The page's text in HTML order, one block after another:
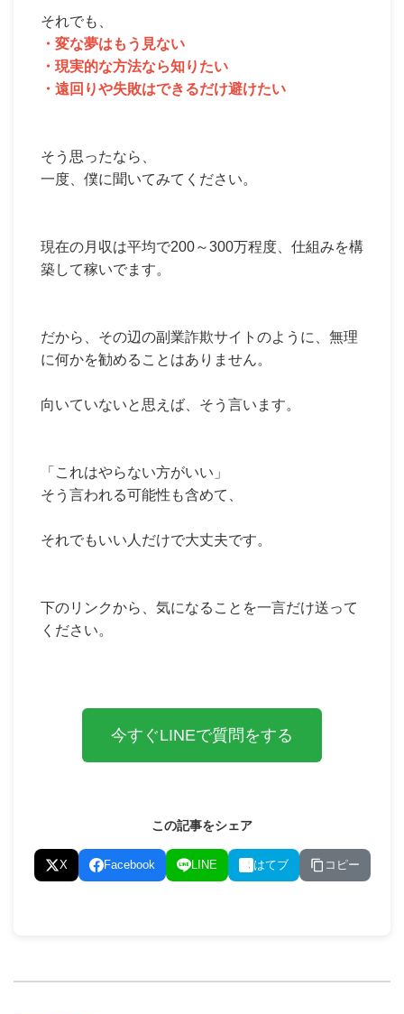
それでも、
・変な夢はもう見ない
・現実的な方法なら知りたい
・遠回りや失敗はできるだけ避けたい
そう思ったなら、
一度、僕に聞いてみてください。
現在の月収は平均で200～300万程度、仕組みを構
築して稼いでます。
だから、その辺の副業詐欺サイトのように、無理
に何かを勧めることはありません。
向いていないと思えば、そう言います。
「これはやらない方がいい」
そう言われる可能性も含めて、
それでもいい人だけで大丈夫です。
下のリンクから、気になることを一言だけ送って
ください。
今すぐLINEで質問をする
この記事をシェア
X Facebook LINE はてブ コピー